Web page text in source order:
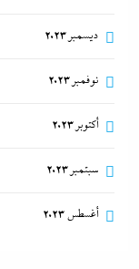
ديسمبر 2023
نوفمبر 2023
أكتوبر 2023
سبتمبر 2023
أغسطس 2023